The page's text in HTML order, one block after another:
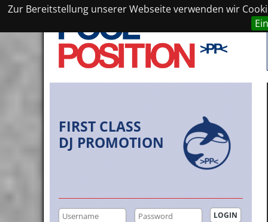
Zur Bereitstellung unserer Webseite verwenden wir
FIRST CLASS
DJ PROMOTION